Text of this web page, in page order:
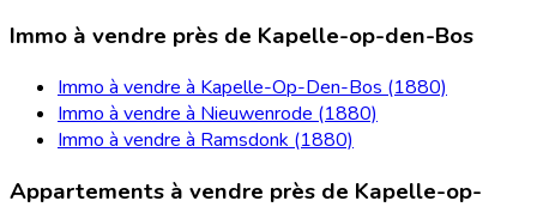
Immo à vendre près de Kapelle-op-den-Bos
Immo à vendre à Kapelle-Op-Den-Bos (1880)
Immo à vendre à Nieuwenrode (1880)
Immo à vendre à Ramsdonk (1880)
Appartements à vendre près de Kapelle-op-